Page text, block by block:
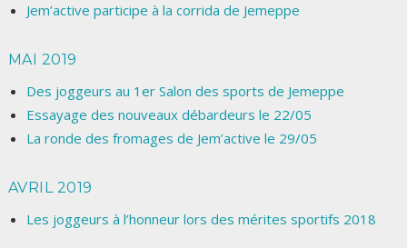
Jem’active participe à la corrida de Jemeppe
MAI 2019
Des joggeurs au 1er Salon des sports de Jemeppe
Essayage des nouveaux débardeurs le 22/05
La ronde des fromages de Jem’active le 29/05
AVRIL 2019
Les joggeurs à l’honneur lors des mérites sportifs 2018